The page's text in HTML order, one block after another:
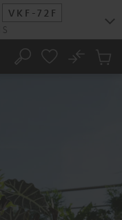
VKF-72F
S
Suche
No